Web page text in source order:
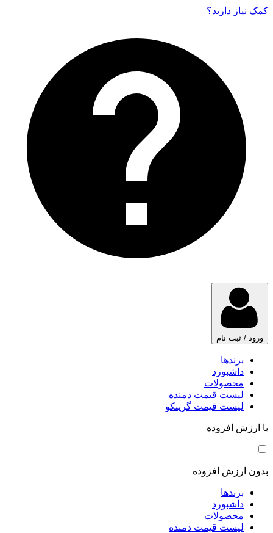
کمک نیاز دارید‌؟
ورود / ثبت نام
برندها
داشبورد
محصولات
لیست قیمت دمنده
لیست قیمت گرینکو
با ارزش افزوده
بدون ارزش افزوده
برندها
داشبورد
محصولات
لیست قیمت دمنده